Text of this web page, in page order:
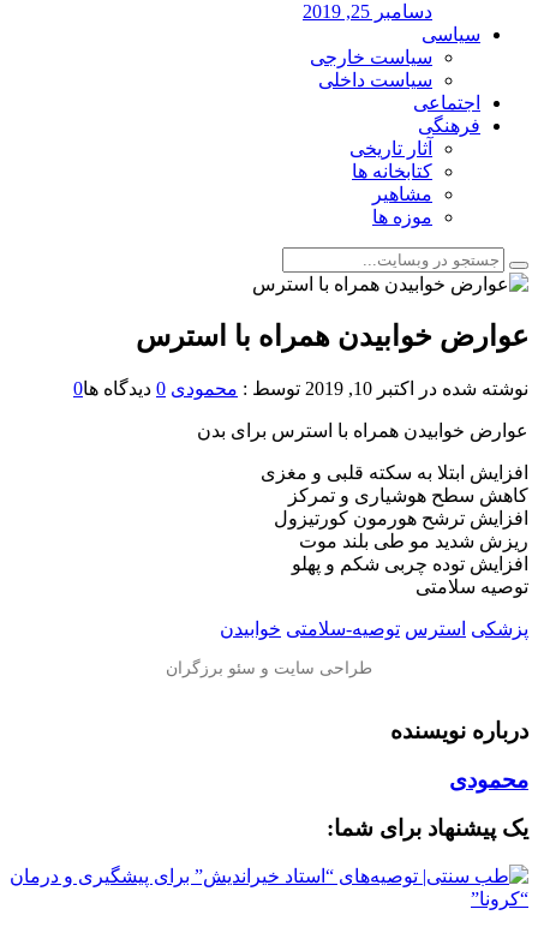
دسامبر 25, 2019
سیاسی
سیاست خارجی
سیاست داخلی
اجتماعی
فرهنگی
آثار تاریخی
کتابخانه ها
مشاهیر
موزه ها
عوارض خوابیدن همراه با استرس
نوشته شده در اکتبر 10, 2019 توسط : محمودی 0 دیدگاه ها0
عوارض خوابیدن همراه با استرس برای بدن
افزایش ابتلا به سکته قلبی و مغزی
کاهش سطح هوشیاری و تمرکز
افزایش ترشح هورمون کورتیزول
ریزش شدید مو طی بلند موت
افزایش توده چربی شکم و پهلو
توصیه سلامتی
پزشکی استرس توصیه-سلامتی خوابیدن
درباره نویسنده
محمودی
یک پیشنهاد برای شما: